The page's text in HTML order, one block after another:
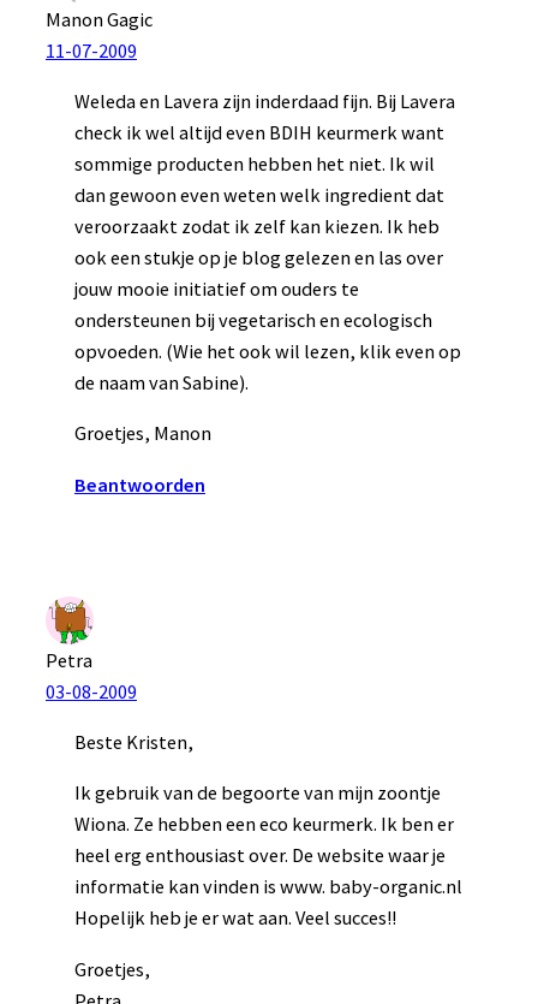
Manon Gagic
11-07-2009
Weleda en Lavera zijn inderdaad fijn. Bij Lavera
check ik wel altijd even BDIH keurmerk want
sommige producten hebben het niet. Ik wil
dan gewoon even weten welk ingredient dat
veroorzaakt zodat ik zelf kan kiezen. Ik heb
ook een stukje op je blog gelezen en las over
jouw mooie initiatief om ouders te
ondersteunen bij vegetarisch en ecologisch
opvoeden. (Wie het ook wil lezen, klik even op
de naam van Sabine).
Groetjes, Manon
Beantwoorden
Petra
03-08-2009
Beste Kristen,
Ik gebruik van de begoorte van mijn zoontje
Wiona. Ze hebben een eco keurmerk. Ik ben er
heel erg enthousiast over. De website waar je
informatie kan vinden is www. baby-organic.nl
Hopelijk heb je er wat aan. Veel succes!!
Groetjes,